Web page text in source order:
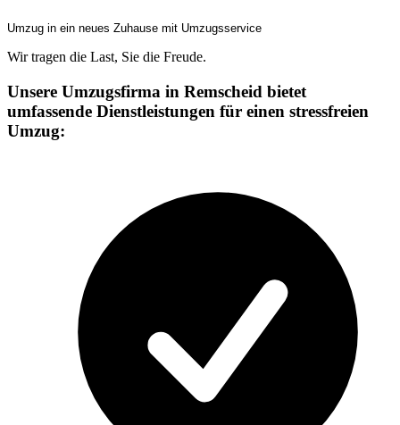
Umzug in ein neues Zuhause mit Umzugsservice
Wir tragen die Last, Sie die Freude.
Unsere Umzugsfirma in Remscheid bietet
umfassende Dienstleistungen für einen stressfreien
Umzug: